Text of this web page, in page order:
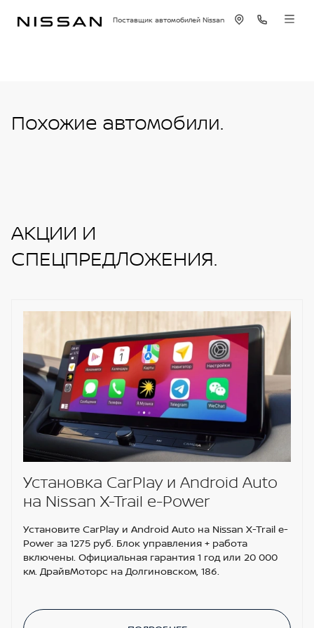
Поставщик автомобилей Nissan
Похожие автомобили.
АКЦИИ И
СПЕЦПРЕДЛОЖЕНИЯ.
Установка CarPlay и Android Auto
на Nissan X-Trail e-Power
Установите CarPlay и Android Auto на Nissan X-Trail e-
Power за 1275 руб. Блок управления + работа
включены. Официальная гарантия 1 год или 20 000
км. ДрайвМоторс на Долгиновском, 186.